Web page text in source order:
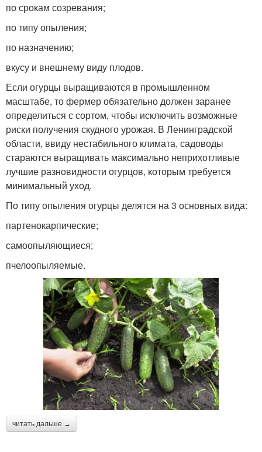
по срокам созревания;
по типу опыления;
по назначению;
вкусу и внешнему виду плодов.
Если огурцы выращиваются в промышленном
масштабе, то фермер обязательно должен заранее
определиться с сортом, чтобы исключить возможные
риски получения скудного урожая. В Ленинградской
области, ввиду нестабильного климата, садоводы
стараются выращивать максимально неприхотливые
лучшие разновидности огурцов, которым требуется
минимальный уход.
По типу опыления огурцы делятся на 3 основных вида:
партенокарпические;
самоопыляющиеся;
пчелоопыляемые.
читать дальше →